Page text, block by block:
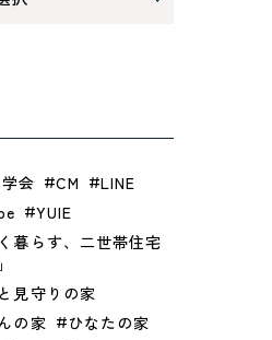
会 CM
LINE
YUIE
暮らす、二世帯住宅
見守りの家
の家
ひなたの家